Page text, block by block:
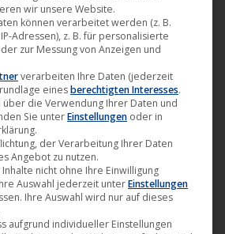
2015
gut“ kommt am 28. Mai 2015 ein
und prägnant inszeniertes
Paulin die Kinos. Schauplatz ist
wir unsere Website.
können verarbeitet werden (z. B.
Adressen), z. B. für personalisierte
zur Messung von Anzeigen und
verarbeiten Ihre Daten (jederzeit
einesberechtigten Interesses.
die Verwendung Ihrer Daten und
Sie unterEinstellungen oder in
der Verarbeitung Ihrer Daten
Angebot zu nutzen.
nicht ohne Ihre Einwilligung
Auswahl jederzeit unterEinstellungen
Ihre Auswahl wird nur auf dieses
aufgrund individueller Einstellungen